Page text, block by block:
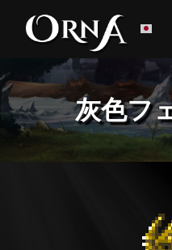
灰色フ